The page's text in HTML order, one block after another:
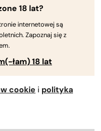
18 lat?
internetowej są
Zapoznaj się z
łam) 18 lat
cookie i polityka